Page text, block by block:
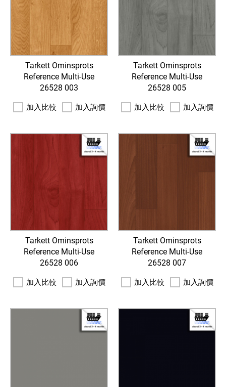
Tarkett Ominsprots
Reference Multi-Use
26528 003
加入比較 加入詢價
Tarkett Ominsprots
Reference Multi-Use
26528 005
加入比較 加入詢價
Tarkett Ominsprots
Reference Multi-Use
26528 006
加入比較 加入詢價
Tarkett Ominsprots
Reference Multi-Use
26528 007
加入比較 加入詢價